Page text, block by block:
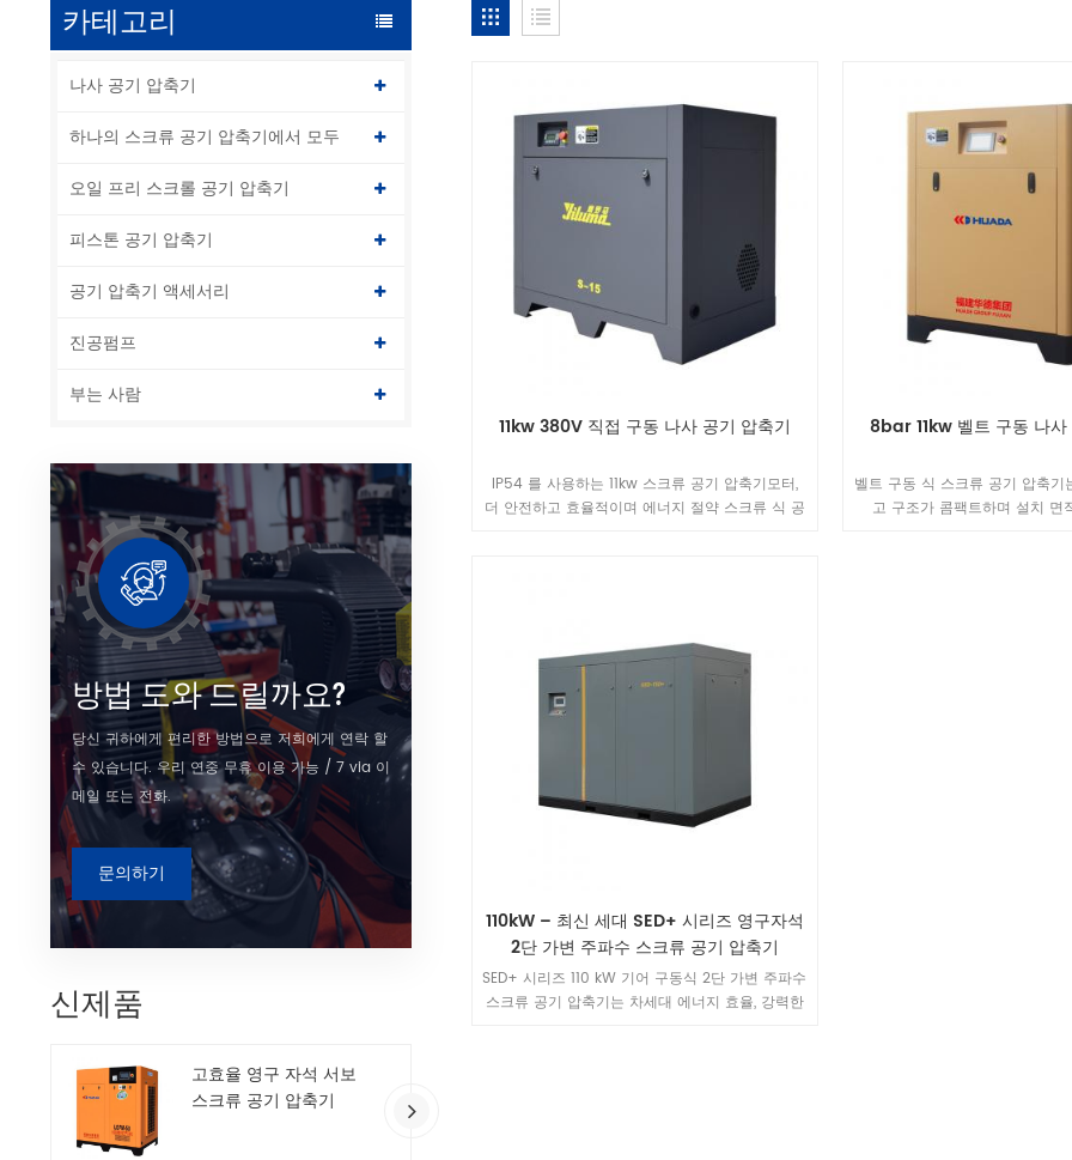
카테고리
나사 공기 압축기
하나의 스크류 공기 압축기에서 모두
오일 프리 스크롤 공기 압축기
피스톤 공기 압축기
공기 압축기 액세서리
진공펌프
부는 사람
방법 도와 드릴까요?
당신 귀하에게 편리한 방법으로 저희에게 연락 할
수 있습니다. 우리 연중 무휴 이용 가능 / 7 via 이
메일 또는 전화.
문의하기
신제품
고효율 영구 자석 서보
스크류 공기 압축기
11kw 380V 직접 구동 나사 공기 압축기
IP54 를 사용하는 11kw 스크류 공기 압축기모터,
더 안전하고 효율적이며 에너지 절약 스크류 식 공
8bar 11kw 벨트 구동 나사
벨트 구동 식 스크류 공기 압축기
고 구조가 콤팩트하며 설치 면
110kW – 최신 세대 SED+ 시리즈 영구자석
2단 가변 주파수 스크류 공기 압축기
SED+ 시리즈 110 kW 기어 구동식 2단 가변 주파수
스크류 공기 압축기는 차세대 에너지 효율, 강력한